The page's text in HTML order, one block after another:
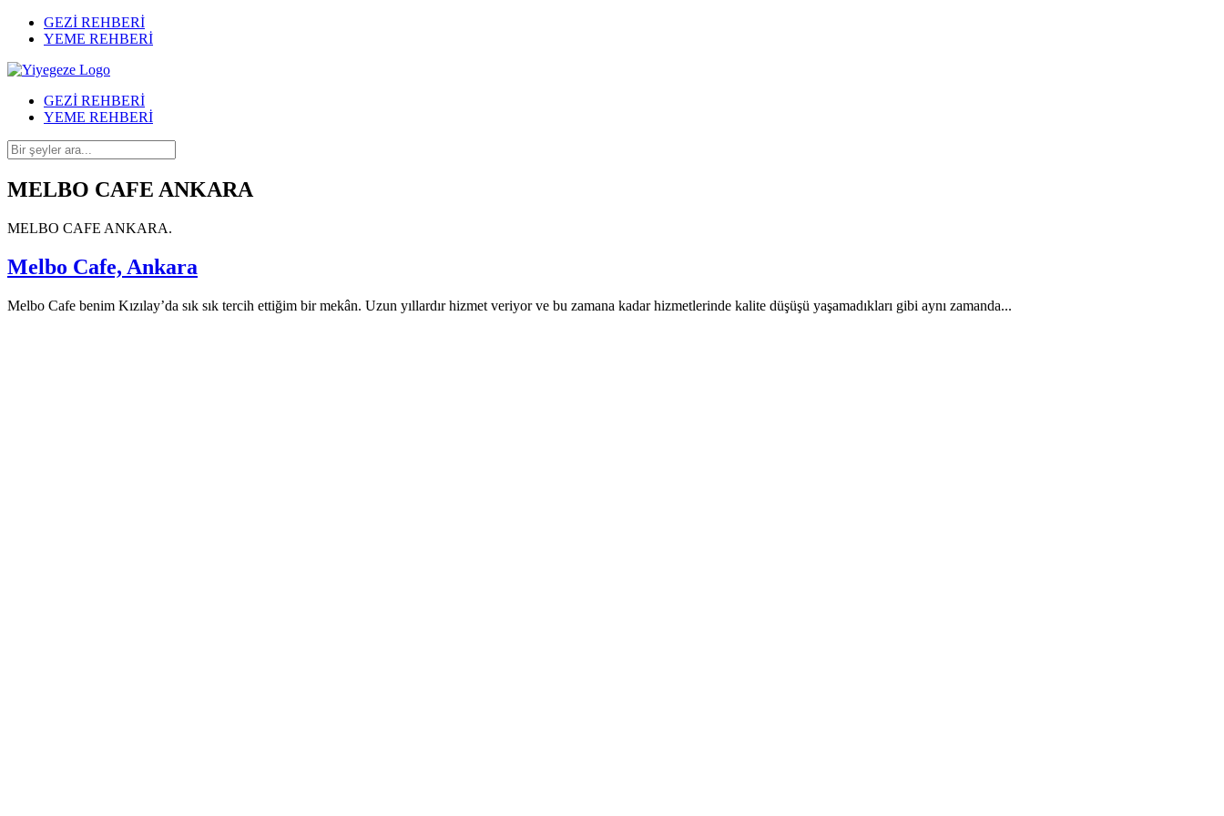
GEZİ REHBERİ
YEME REHBERİ
GEZİ REHBERİ
YEME REHBERİ
MELBO CAFE ANKARA
MELBO CAFE ANKARA.
Melbo Cafe, Ankara
Melbo Cafe benim Kızılay’da sık sık tercih ettiğim bir mekân. Uzun yıllardır hizmet veriyor ve bu zamana kadar hizmetlerinde kalite düşüşü yaşamadıkları gibi aynı zamanda...